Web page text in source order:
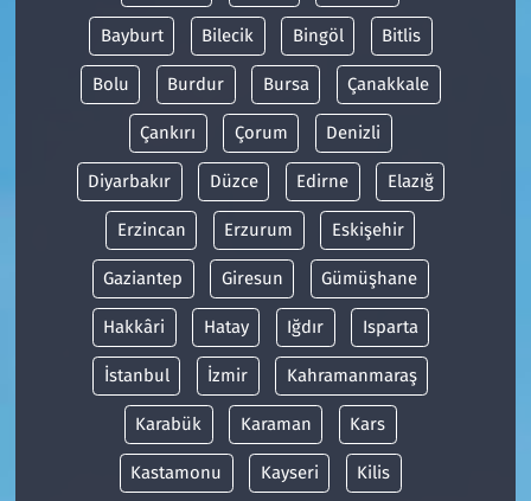
Bayburt Bilecik Bingöl Bitlis
Bolu Burdur Bursa Çanakkale
Çankırı Çorum Denizli
Diyarbakır Düzce Edirne Elazığ
Erzincan Erzurum Eskişehir
Gaziantep Giresun Gümüşhane
Hakkâri Hatay Iğdır Isparta
İstanbul İzmir Kahramanmaraş
Karabük Karaman Kars
Kastamonu Kayseri Kilis